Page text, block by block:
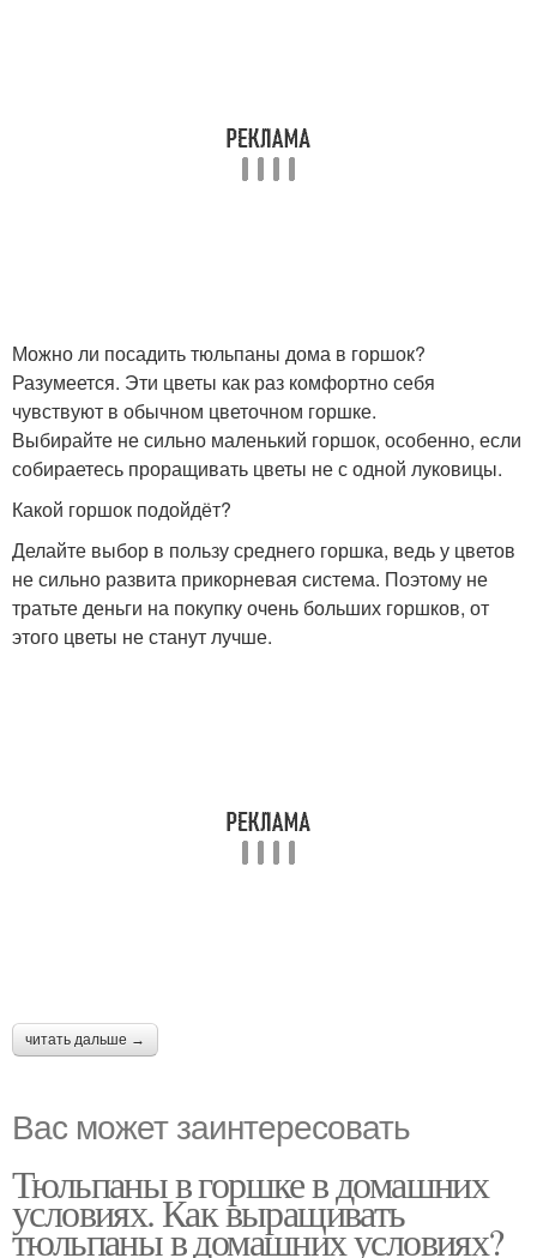
Можно ли посадить тюльпаны дома в горшок?
Разумеется. Эти цветы как раз комфортно себя
чувствуют в обычном цветочном горшке.
Выбирайте не сильно маленький горшок, особенно, если
собираетесь проращивать цветы не с одной луковицы.
Какой горшок подойдёт?
Делайте выбор в пользу среднего горшка, ведь у цветов
не сильно развита прикорневая система. Поэтому не
тратьте деньги на покупку очень больших горшков, от
этого цветы не станут лучше.
читать дальше →
Вас может заинтересовать
Тюльпаны в горшке в домашних
условиях. Как выращивать
тюльпаны в домашних условиях?